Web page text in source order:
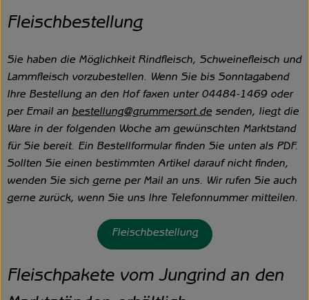
Fleischbestellung
Sie haben die Möglichkeit Rindfleisch, Schweinefleisch und
Lammfleisch vorzubestellen. Wenn Sie bis Sonntagabend
Ihre Bestellung an den Hof faxen unter 04484-1469 oder
per Email an bestellung@grummersort.de senden, liegt die
Ware in der folgenden Woche am gewünschten Marktstand
für Sie bereit. Ein Bestellformular finden Sie unten als PDF.
Sollten Sie einen bestimmten Artikel darauf nicht finden,
wenden Sie sich gerne per Mail an uns. Wir rufen Sie auch
gerne zurück, wenn Sie uns Ihre Telefonnummer mitteilen.
Fleischbestellung
Fleischpakete vom Jungrind an den